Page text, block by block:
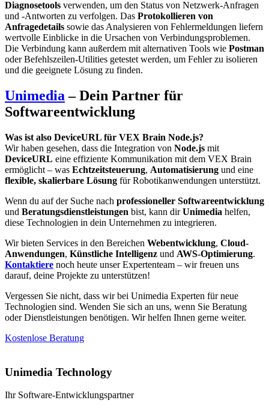
Diagnosetools verwenden, um den Status von Netzwerk-Anfragen
und -Antworten zu verfolgen. Das Protokollieren von
Anfragedetails sowie das Analysieren von Fehlermeldungen liefern
wertvolle Einblicke in die Ursachen von Verbindungsproblemen.
Die Verbindung kann außerdem mit alternativen Tools wie Postman
oder Befehlszeilen-Utilities getestet werden, um Fehler zu isolieren
und die geeignete Lösung zu finden.
Unimedia – Dein Partner für
Softwareentwicklung
Was ist also DeviceURL für VEX Brain Node.js?
Wir haben gesehen, dass die Integration von Node.js mit
DeviceURL eine effiziente Kommunikation mit dem VEX Brain
ermöglicht – was Echtzeitsteuerung, Automatisierung und eine
flexible, skalierbare Lösung für Robotikanwendungen unterstützt.
Wenn du auf der Suche nach professioneller Softwareentwicklung
und Beratungsdienstleistungen bist, kann dirUnimedia helfen,
diese Technologien in dein Unternehmen zu integrieren.
Wir bieten Services in den Bereichen Webentwicklung, Cloud-
Anwendungen, Künstliche Intelligenz und AWS-Optimierung.
Kontaktiere noch heute unser Expertenteam – wir freuen uns
darauf, deine Projekte zu unterstützen!
Vergessen Sie nicht, dass wir bei Unimedia Experten für neue
Technologien sind. Wenden Sie sich an uns, wenn Sie Beratung
oder Dienstleistungen benötigen. Wir helfen Ihnen gerne weiter.
Kostenlose Beratung
Unimedia Technology
Ihr Software-Entwicklungspartner